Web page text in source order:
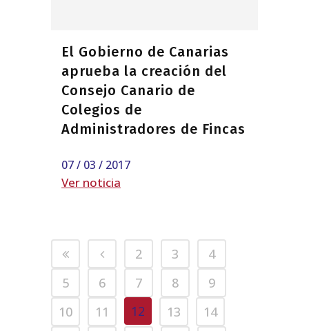
El Gobierno de Canarias
aprueba la creación del
Consejo Canario de
Colegios de
Administradores de Fincas
07 / 03 / 2017
Ver noticia
2 3
4
5
6 7 8
9
10
11 12 13
14